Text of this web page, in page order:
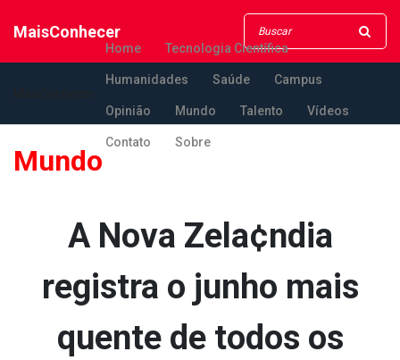
MaisConhecer
Home Tecnologia Científica
Humanidades Saúde Campus
Opinião Mundo Talento Vídeos
Contato Sobre
Mundo
A Nova Zela¢ndia
registra o junho mais
quente de todos os